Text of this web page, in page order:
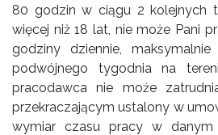
80 godzin w ciągu 2 kolejnych
więcej niż 18 lat, nie może Pani
godziny dziennie,
podwójnego tygodnia na
pracodawca nie może
przekraczającym ustalony w
wymiar czasu pracy w danym